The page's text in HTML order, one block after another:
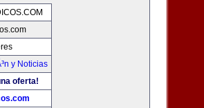
y Noticias
oferta!